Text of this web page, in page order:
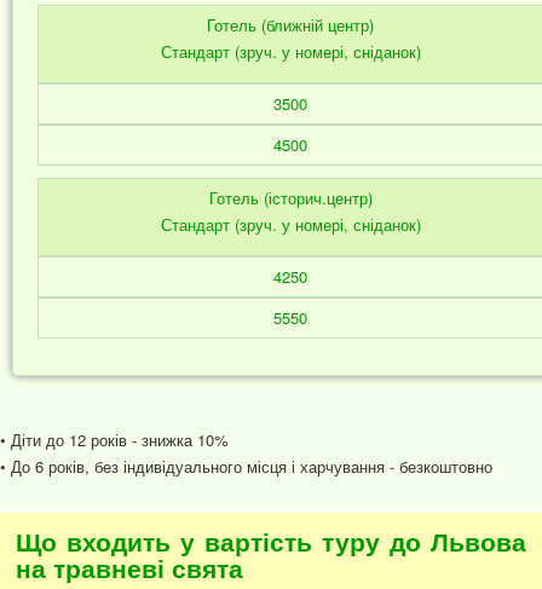
Готель (ближній центр)
Стандарт (зруч. у номері, сніданок)
3500
4500
Готель (історич.центр)
Стандарт (зруч. у номері, сніданок)
4250
5550
• Діти до 12 років - знижка 10%
• До 6 років, без індивідуального місця і харчування - безкоштовно
Що входить у вартість туру до Львова
на травневі свята